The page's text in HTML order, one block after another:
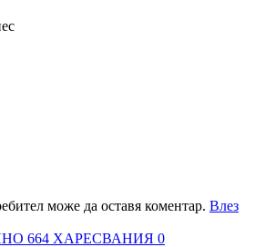
може да оставя коментар. Влез
664 ХАРЕСВАНИЯ 0